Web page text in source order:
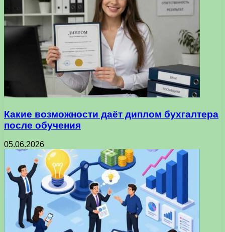
Какие возможности даёт диплом бухгалтера
после обучения
05.06.2026